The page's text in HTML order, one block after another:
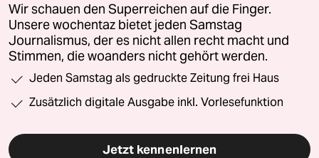
Wir schauen den Superreichen auf die Finger.
Unsere wochentaz bietet jeden Samstag
Journalismus, der es nicht allen recht macht und
Stimmen, die woanders nicht gehört werden.
Jeden Samstag als gedruckte Zeitung frei Haus
Zusätzlich digitale Ausgabe inkl. Vorlesefunktion
Jetzt kennenlernen